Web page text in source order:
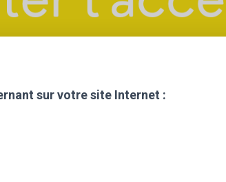
sur votre site Internet :